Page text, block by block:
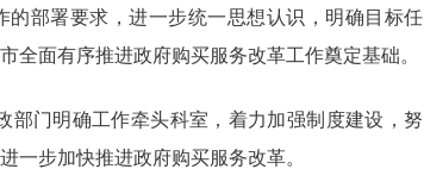
部署要求，进一步统一思想认识，明确目标任
全面有序推进政府购买服务改革工作奠定基础。
部门明确工作牵头科室，着力加强制度建设，努
一步加快推进政府购买服务改革。